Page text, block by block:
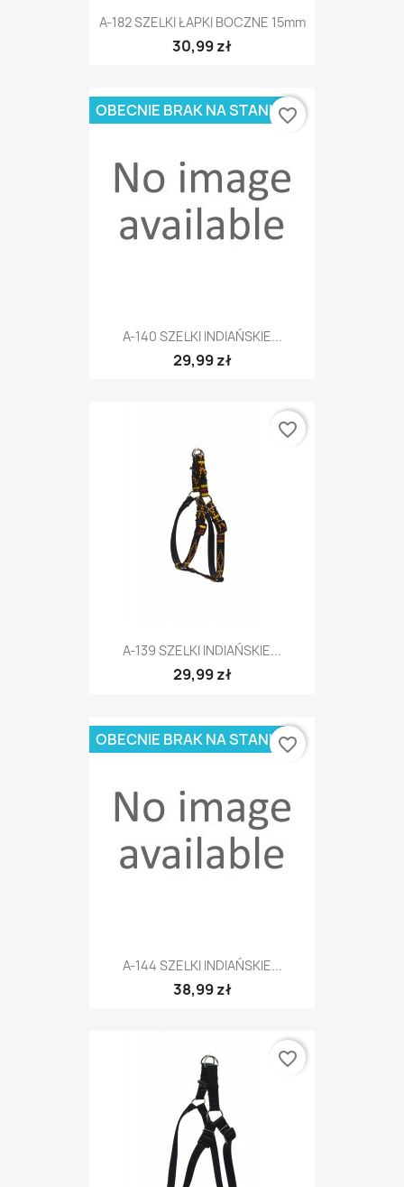
A-182 SZELKI ŁAPKI BOCZNE 15mm
30,99 zł
A-140 SZELKI INDIAŃSKIE...
29,99 zł
OBECNIE BRAK NA STANIEfavorite_border
A-139 SZELKI INDIAŃSKIE...
29,99 zł
favorite_border
A-144 SZELKI INDIAŃSKIE...
38,99 zł
OBECNIE BRAK NA STANIEfavorite_border
favorite_border